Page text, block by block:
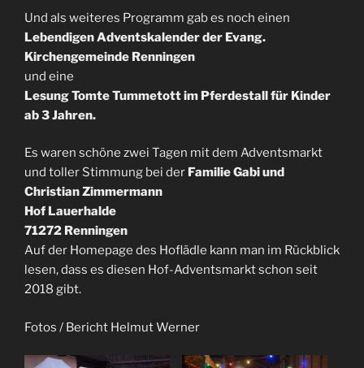
Und als weiteres Programm gab es noch einen
Lebendigen Adventskalender der Evang.
Kirchengemeinde Renningen
und eine
Lesung Tomte Tummetott im Pferdestall für Kinder
ab 3 Jahren.
Es waren schöne zwei Tagen mit dem Adventsmarkt
und toller Stimmung bei der Familie Gabi und
Christian Zimmermann
Hof Lauerhalde
71272 Renningen
Auf der Homepage des Hoflädle kann man im Rückblick
lesen, dass es diesen Hof-Adventsmarkt schon seit
2018 gibt.
Fotos / Bericht Helmut Werner